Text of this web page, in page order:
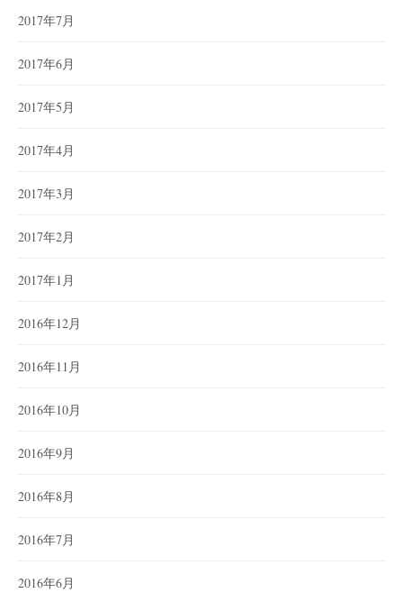
2017年7月
2017年6月
2017年5月
2017年4月
2017年3月
2017年2月
2017年1月
2016年12月
2016年11月
2016年10月
2016年9月
2016年8月
2016年7月
2016年6月